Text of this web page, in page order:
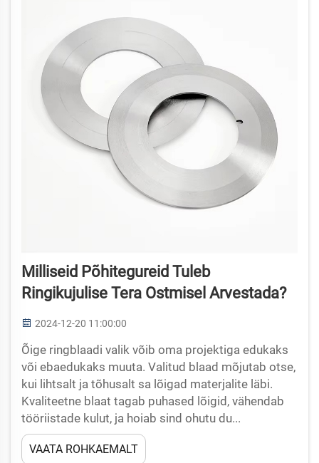
Milliseid Põhitegureid Tuleb
Ringikujulise Tera Ostmisel Arvestada?
2024-12-20 11:00:00
Õige ringblaadi valik võib oma projektiga edukaks
või ebaedukaks muuta. Valitud blaad mõjutab otse,
kui lihtsalt ja tõhusalt sa lõigad materjalite läbi.
Kvaliteetne blaat tagab puhased lõigid, vähendab
tööriistade kulut, ja hoiab sind ohutu du...
VAATA ROHKAEMALT